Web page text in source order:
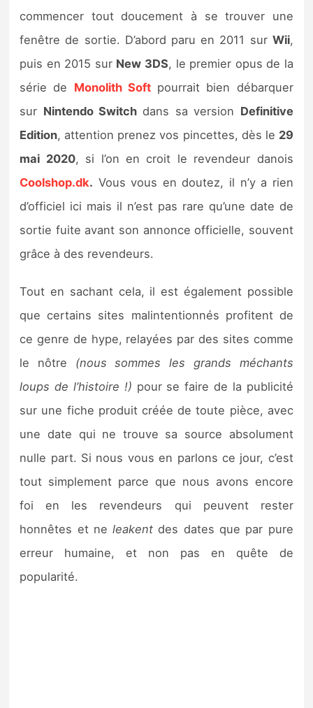
Autres tests
Previews
Précommandes
Précommandes jeux Switch 2
Bons plans
Guides
commencer tout doucement à se trouver une
fenêtre de sortie. D’abord paru en 2011 sur Wii,
puis en 2015 sur New 3DS, le premier opus de la
série de Monolith Softpourrait bien débarquer
sur Nintendo Switch dans sa version Definitive
Edition, attention prenez vos pincettes, dès le 29
mai 2020, si l’on en croit le revendeur danois
Coolshop.dk. Vous vous en doutez, il n’y a rien
d’officiel ici mais il n’est pas rare qu’une date de
sortie fuite avant son annonce officielle, souvent
grâce à des revendeurs.
Tout en sachant cela, il est également possible
que certains sites malintentionnés profitent de
ce genre de hype, relayées par des sites comme
le nôtre (nous sommes les grands méchants
loups de l’histoire !) pour se faire de la publicité
sur une fiche produit créée de toute pièce, avec
une date qui ne trouve sa source absolument
nulle part. Si nous vous en parlons ce jour, c’est
tout simplement parce que nous avons encore
foi en les revendeurs qui peuvent rester
honnêtes et neleakent des dates que par pure
erreur humaine, et non pas en quête de
popularité.